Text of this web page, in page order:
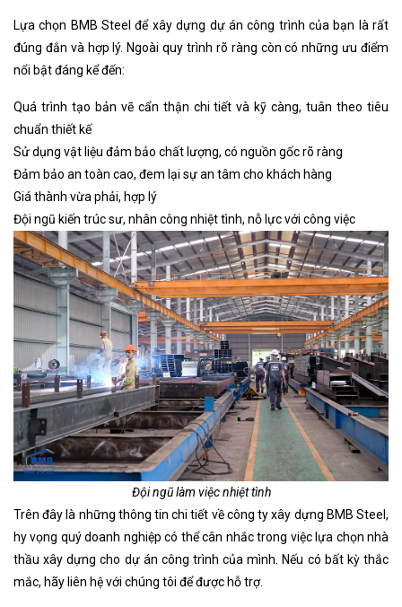
Lựa chọn BMB Steel để xây dựng dự án công trình của bạn là rất
đúng đắn và hợp lý. Ngoài quy trình rõ ràng còn có những ưu điểm
nổi bật đáng kể đến:
Quá trình tạo bản vẽ cẩn thận chi tiết và kỹ càng, tuân theo tiêu
chuẩn thiết kế
Sử dụng vật liệu đảm bảo chất lượng, có nguồn gốc rõ ràng
Đảm bảo an toàn cao, đem lại sự an tâm cho khách hàng
Giá thành vừa phải, hợp lý
Đội ngũ kiến trúc sư, nhân công nhiệt tình, nỗ lực với công việc
Đội ngũ làm việc nhiệt tình
Trên đây là những thông tin chi tiết về công ty xây dựng BMB Steel,
hy vọng quý doanh nghiệp có thể cân nhắc trong việc lựa chọn nhà
thầu xây dựng cho dự án công trình của mình. Nếu có bất kỳ thắc
mắc, hãy liên hệ với chúng tôi để được hỗ trợ.